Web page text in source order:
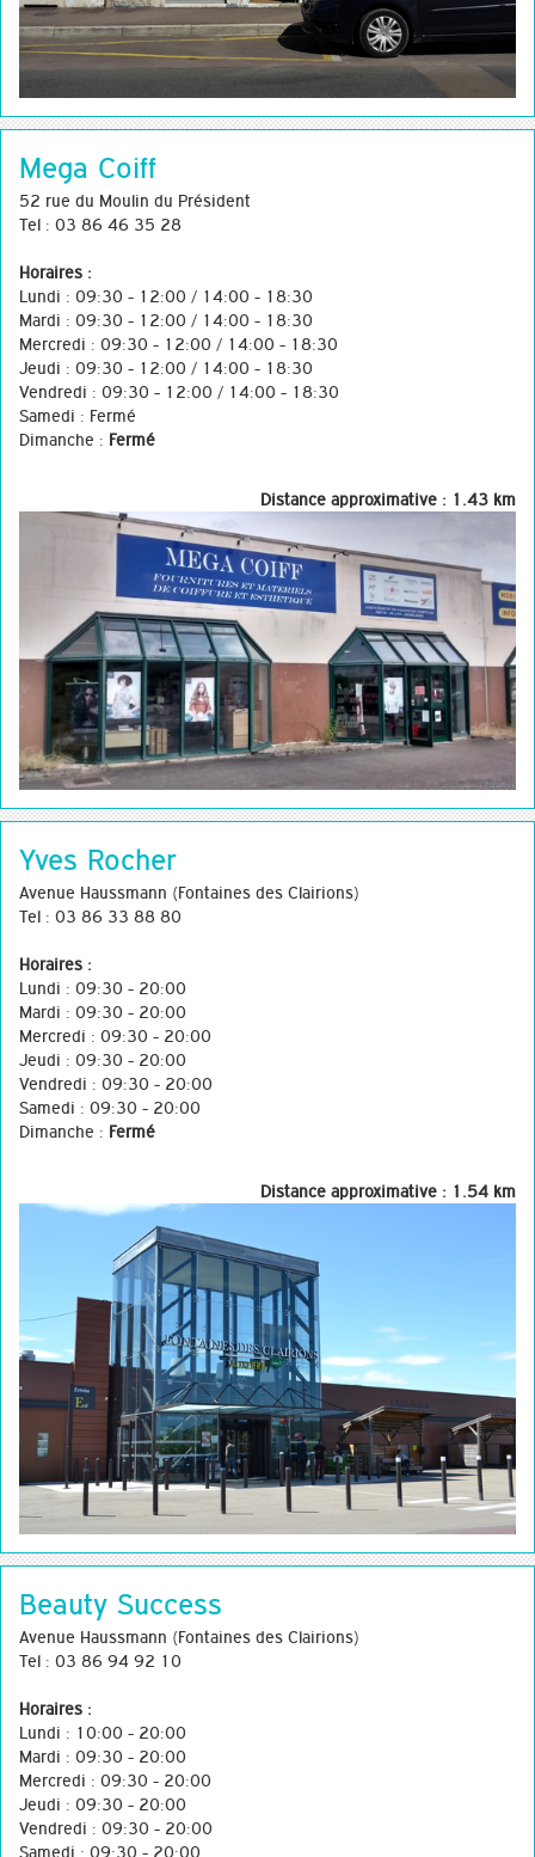
Mega Coiff
52 rue du Moulin du Président
Tel : 03 86 46 35 28
Horaires :
Lundi : 09:30 - 12:00 / 14:00 - 18:30
Mardi : 09:30 - 12:00 / 14:00 - 18:30
Mercredi : 09:30 - 12:00 / 14:00 - 18:30
Jeudi : 09:30 - 12:00 / 14:00 - 18:30
Vendredi : 09:30 - 12:00 / 14:00 - 18:30
Samedi : Fermé
Dimanche : Fermé
Distance approximative : 1.43 km
Yves Rocher
Avenue Haussmann (Fontaines des Clairions)
Tel : 03 86 33 88 80
Horaires :
Lundi : 09:30 - 20:00
Mardi : 09:30 - 20:00
Mercredi : 09:30 - 20:00
Jeudi : 09:30 - 20:00
Vendredi : 09:30 - 20:00
Samedi : 09:30 - 20:00
Dimanche : Fermé
Distance approximative : 1.54 km
Beauty Success
Avenue Haussmann (Fontaines des Clairions)
Tel : 03 86 94 92 10
Horaires :
Lundi : 10:00 - 20:00
Mardi : 09:30 - 20:00
Mercredi : 09:30 - 20:00
Jeudi : 09:30 - 20:00
Vendredi : 09:30 - 20:00
Samedi : 09:30 - 20:00